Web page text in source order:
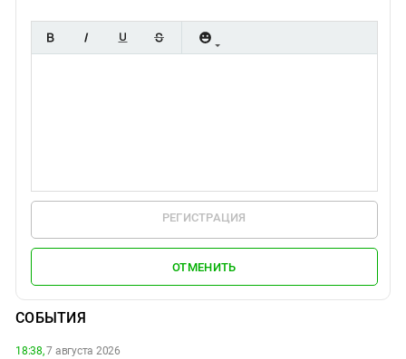
РЕГИСТРАЦИЯ
ОТМЕНИТЬ
СОБЫТИЯ
18:38,7 августа 2026